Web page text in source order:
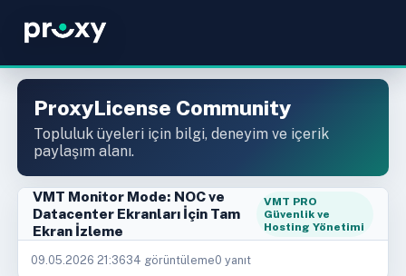
ProxyLicense Community
Topluluk üyeleri için bilgi, deneyim ve içerik
paylaşım alanı.
VMT Monitor Mode: NOC ve
Datacenter Ekranları İçin Tam
Ekran İzleme
VMT PRO
Güvenlik ve
Hosting Yönetimi
09.05.2026 21:3634 görüntüleme0 yanıt